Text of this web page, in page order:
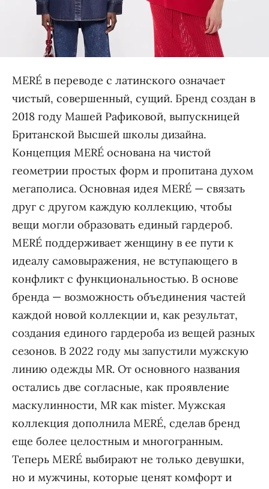
MERÉ в переводе с латинского означает
чистый, совершенный, сущий. Бренд создан в
2018 году Машей Рафиковой, выпускницей
Британской Высшей школы дизайна.
Концепция MERÉ основана на чистой
геометрии простых форм и пропитана духом
мегаполиса. Основная идея MERÉ — связать
друг с другом каждую коллекцию, чтобы
вещи могли образовать единый гардероб.
MERÉ поддерживает женщину в ее пути к
идеалу самовыражения, не вступающего в
конфликт с функциональностью. В основе
бренда — возможность объединения частей
каждой новой коллекции и, как результат,
создания единого гардероба из вещей разных
сезонов. В 2022 году мы запустили мужскую
линию одежды MR. От основного названия
остались две согласные, как проявление
маскулинности, MR как mister. Мужская
коллекция дополнила MERÉ, сделав бренд
еще более целостным и многогранным.
Теперь MERÉ выбирают не только девушки,
но и мужчины, которые ценят комфорт и